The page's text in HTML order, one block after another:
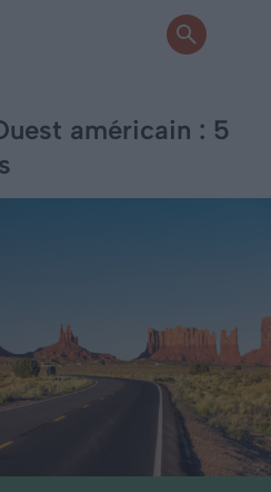
américain : 5